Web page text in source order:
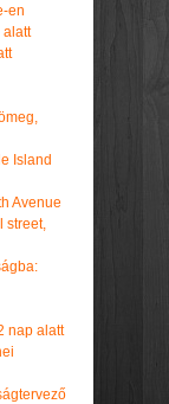
en
alatt
Island
Avenue
street,
nap alatt